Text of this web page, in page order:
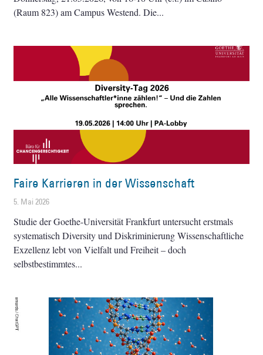
(Raum 823) am Campus Westend. Die
Faire Karrieren in der Wissenschaft
5. Mai 2026
Studie der Goethe-Universität Frankfurt untersucht erstmals
systematisch Diversity und Diskriminierung Wissenschaftliche
Exzellenz lebt von Vielfalt und Freiheit – doch
selbstbestimmtes